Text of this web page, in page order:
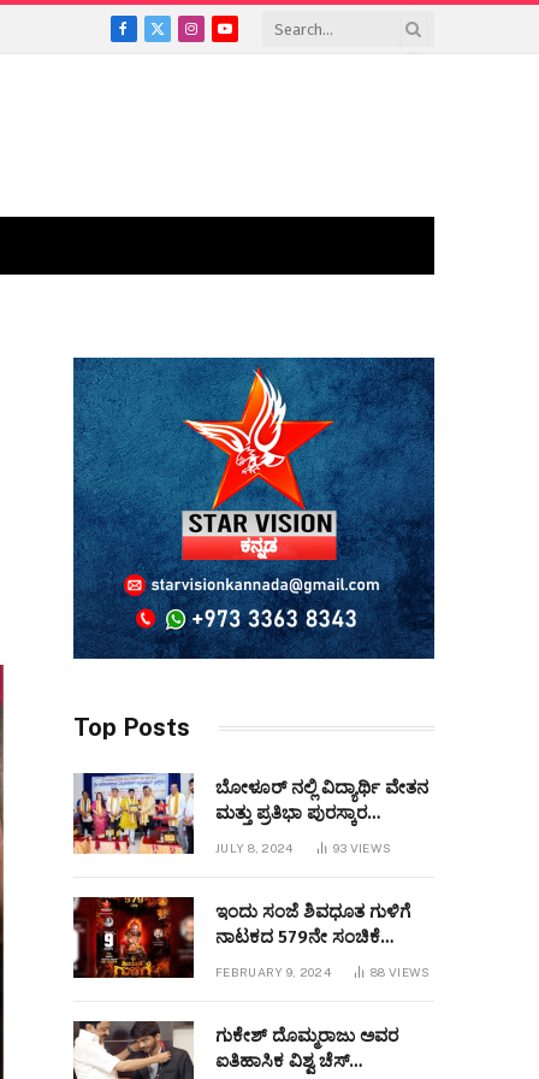
Facebook
X
InstagramYouTube
Top Posts
ಬೋಳೂರ್ ನಲ್ಲಿ ವಿದ್ಯಾರ್ಥಿ ವೇತನ
ಮತ್ತು ಪ್ರತಿಭಾ ಪುರಸ್ಕಾರ
ಕಾರ್ಯಕ್ರಮವನ್ನುಆಯೋಜಿಸಲಾಯಿತು
JULY 8, 2024 93 VIEWS
ಇಂದು ಸಂಜೆ ಶಿವಧೂತ ಗುಳಿಗೆ
ನಾಟಕದ 579ನೇ ಸಂಚಿಕೆ
FEBRUARY 9, 2024 88VIEWS
ಗುಕೇಶ್ ದೊಮ್ಮರಾಜು ಅವರ
ಐತಿಹಾಸಿಕ ವಿಶ್ವ ಚೆಸ್